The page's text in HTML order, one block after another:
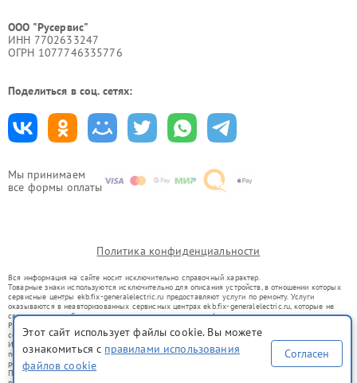
Мы принимаем
все формы оплаты
ООО "Русервис"
ИНН 7702633247
ОГРН 1077746335776
Поделиться в соц. сетях:
Политика конфиденциальности
Вся информация на сайте носит исключительно справочный характер.
Товарные знаки используются исключительно для описания устройств, в отношении которых
сервисные центры ekb.fix-generalelectric.ru предоставляют услуги по ремонту. Услуги
оказываются в неавторизованных сервисных центрах ekb.fix-generalelectric.ru, которые не
связаны с правообладателями товарных знаков или их официальными представителями.
Ремонт осуществляется для устройств, уже введенных в гражданский оборот в соответствии
со статьей 1487 ГК РФ.
Использование товарных знаков не преследует цели индивидуализации услуг или введения
потребителей в заблуждение, а служит для информирования о предоставляемых услугах по
ремонту техники указанных брендов.
Представленная на сайте информация не является публичной офертой, определяемой
Этот сайт использует файлы cookie. Вы можете
ознакомиться с правилами использования
файлов cookie
Согласен